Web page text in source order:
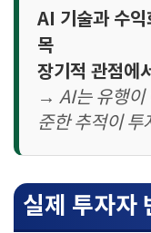
AI 기술과 수익
목
장기적 관점에
→ AI는 유행이
준한 추적이 투
실제 투자자